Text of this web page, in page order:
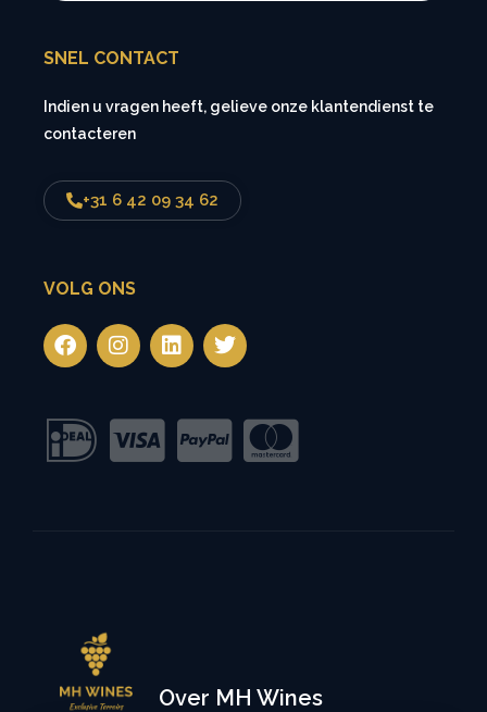
SNEL CONTACT
Indien u vragen heeft, gelieve onze klantendienst te
contacteren
+31 6 42 09 34 62
VOLG ONS
Over MH Wines